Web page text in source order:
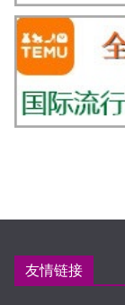
友情链接